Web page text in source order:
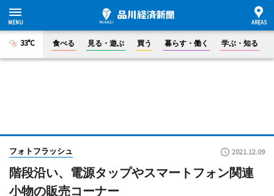
33°C 食べる 見る・遊ぶ 買う 暮らす・働く 学ぶ・知る
フォトフラッシュ 2021.12.09
階段沿い、電源タップやスマートフォン関連
小物の販売コーナー